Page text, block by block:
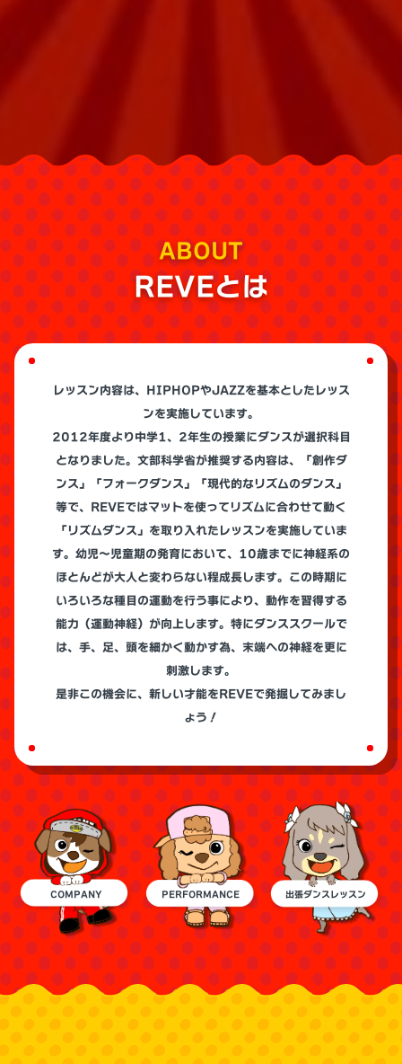
ABOUT
REVEとは
レッスン内容は、HIPHOPやJAZZを基本としたレッス
ンを実施しています。
2012年度より中学1、2年生の授業にダンスが選択科目
となりました。文部科学省が推奨する内容は、「創作ダ
ンス」「フォークダンス」「現代的なリズムのダンス」
等で、REVEではマットを使ってリズムに合わせて動く
「リズムダンス」を取り入れたレッスンを実施していま
す。幼児～児童期の発育において、10歳までに神経系の
ほとんどが大人と変わらない程成長します。この時期に
いろいろな種目の運動を行う事により、動作を習得する
能力（運動神経）が向上します。特にダンススクールで
は、手、足、頭を細かく動かす為、末端への神経を更に
刺激します。
是非この機会に、新しい才能をREVEで発掘してみまし
ょう！
COMPANY PERFORMANCE 出張ダンスレッスン